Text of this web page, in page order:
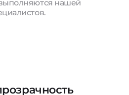
нашей